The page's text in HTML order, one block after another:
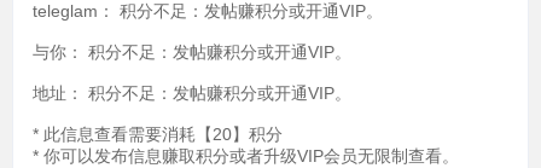
teleglam： 积分不足：发帖赚积分或开通VIP。
与你： 积分不足：发帖赚积分或开通VIP。
地址： 积分不足：发帖赚积分或开通VIP。
* 此信息查看需要消耗【20】积分
* 你可以发布信息赚取积分或者升级VIP会员无限制查看。